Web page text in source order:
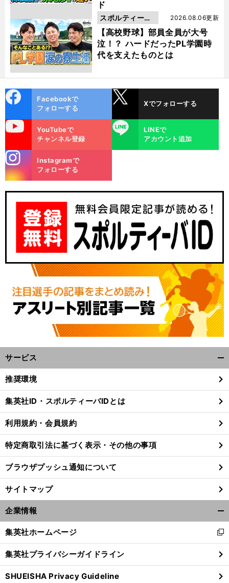
ド
【高校野球】部員全員が大号
泣！？ ハードだったPL学園時
代を支えたものとは
2026.08.06更新
スポルティーバ
動画
ok
Facebookで
フォローする
Xでフォローする
YouTubeで
チャンネル登録
LINE
LINEで
アカウント追加
m
Instagramで
フォローする
サービス
閉
る
推奨環境
集英社ID・スポルティーバIDとは
利用規約・会員規約
特定商取引法に基づく表示・その他の事項
ブラウザプッシュ通知について
サイトマップ
企業情報
閉
る
集英社ホームページ
新
し
い
ウ
ィ
集英社プライバシーガイドライン
SHUEISHA Privacy Guideline